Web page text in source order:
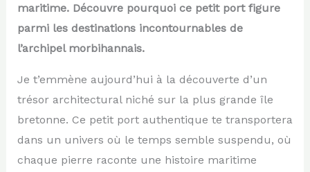
maritime. Découvre pourquoi ce petit port figure
parmi les destinations incontournables de
l’archipel morbihannais.
Je t’emmène aujourd’hui à la découverte d’un
trésor architectural niché sur la plus grande île
bretonne. Ce petit port authentique te transportera
dans un univers où le temps semble suspendu, où
chaque pierre raconte une histoire maritime